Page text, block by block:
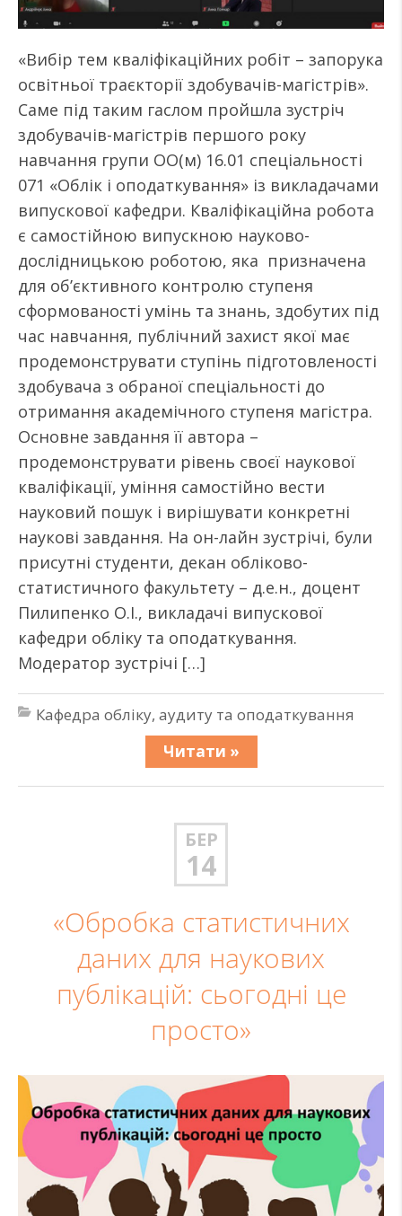
«Вибір тем кваліфікаційних робіт – запорука
освітньої траєкторії здобувачів-магістрів».
Саме під таким гаслом пройшла зустріч
здобувачів-магістрів першого року
навчання групи ОО(м) 16.01 спеціальності
071 «Облік і оподаткування» із викладачами
випускової кафедри. Кваліфікаційна робота
є самостійною випускною науково-
дослідницькою роботою, яка призначена
для об’єктивного контролю ступеня
сформованості умінь та знань, здобутих під
час навчання, публічний захист якої має
продемонструвати ступінь підготовленості
здобувача з обраної спеціальності до
отримання академічного ступеня магістра.
Основне завдання її автора –
продемонструвати рівень своєї наукової
кваліфікації, уміння самостійно вести
науковий пошук і вирішувати конкретні
наукові завдання. На он-лайн зустрічі, були
присутні студенти, декан обліково-
статистичного факультету – д.е.н., доцент
Пилипенко О.І., викладачі випускової
кафедри обліку та оподаткування.
Модератор зустрічі […]
Кафедра обліку, аудиту та оподаткування
Читати »
БЕР
14
«Обробка статистичних
даних для наукових
публікацій: сьогодні це
просто»